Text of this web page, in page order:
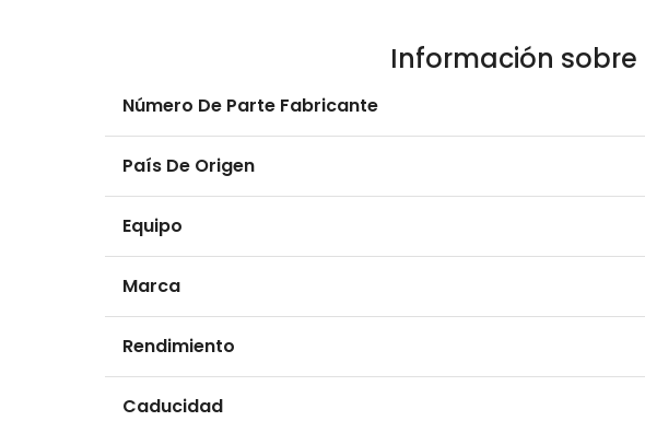
Información sobre
Número De Parte Fabricante
País De Origen
Equipo
Marca
Rendimiento
Caducidad